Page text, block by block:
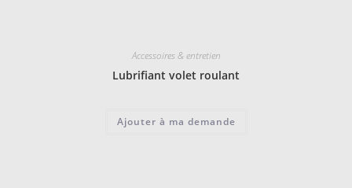
Accessoires & entretien
Lubrifiant volet roulant
Ajouter à ma demande